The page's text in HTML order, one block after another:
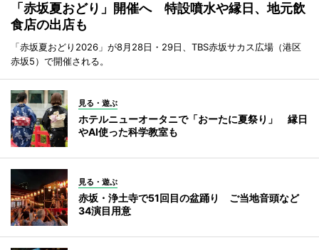
「赤坂夏おどり」開催へ 特設噴水や縁日、地元飲
食店の出店も
「赤坂夏おどり2026」が8月28日・29日、TBS赤坂サカス広場（港区
赤坂5）で開催される。
見る・遊ぶ
ホテルニューオータニで「おーたに夏祭り」 縁日
やAI使った科学教室も
見る・遊ぶ
赤坂・浄土寺で51回目の盆踊り ご当地音頭など
34演目用意